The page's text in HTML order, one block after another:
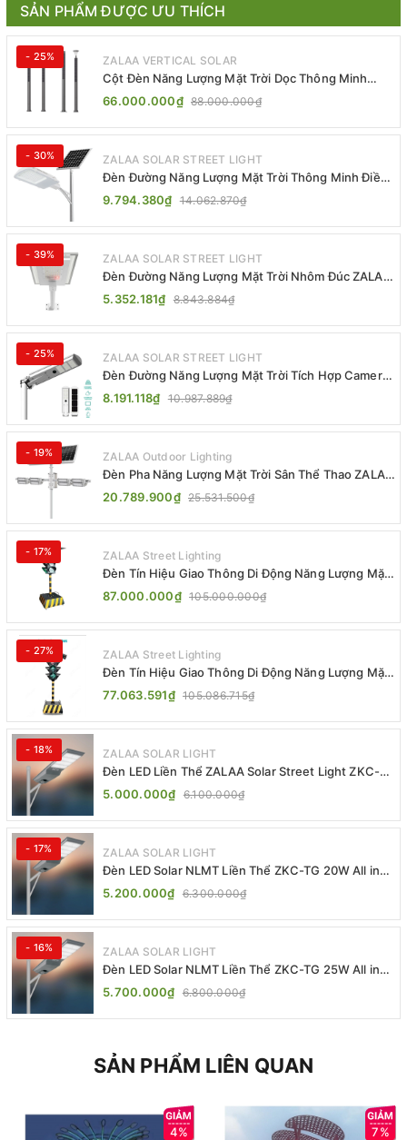
SẢN PHẨM ĐƯỢC ƯU THÍCH
- 25% ZALAA VERTICAL SOLAR
Cột Đèn Năng Lượng Mặt Trời Dọc Thông Minh
ZSR-YYDS-360 | ZALAA Jsc
66.000.000₫ 88.000.000₫
- 30% ZALAA SOLAR STREET LIGHT
Đèn Đường Năng Lượng Mặt Trời Thông Minh Điều
Khiển MPPT ZL-GMX01 ZALAA
9.794.380₫ 14.062.870₫
- 39% ZALAA SOLAR STREET LIGHT
Đèn Đường Năng Lượng Mặt Trời Nhôm Đúc ZALAA
ZL-BWH Cao Cấp IP65
5.352.181₫ 8.843.884₫
- 25% ZALAA SOLAR STREET LIGHT
Đèn Đường Năng Lượng Mặt Trời Tích Hợp Camera
ZALAA ZL-BJ04-CCTV (80W, IP65)
8.191.118₫ 10.987.889₫
- 19% ZALAA Outdoor Lighting
Đèn Pha Năng Lượng Mặt Trời Sân Thể Thao ZALAA
Jsc Chống Nước IP65 Cao Cấp
20.789.900₫ 25.531.500₫
- 17% ZALAA Street Lighting
Đèn Tín Hiệu Giao Thông Di Động Năng Lượng Mặt
Trời ZALAA ZL-300A-D
87.000.000₫ 105.000.000₫
- 27% ZALAA Street Lighting
Đèn Tín Hiệu Giao Thông Di Động Năng Lượng Mặt
Trời ZALAA ZL-409300C
77.063.591₫ 105.086.715₫
- 18% ZALAA SOLAR LIGHT
Đèn LED Liền Thể ZALAA Solar Street Light ZKC-
TG 20W 25W 30W All In One
5.000.000₫ 6.100.000₫
- 17% ZALAA SOLAR LIGHT
Đèn LED Solar NLMT Liền Thể ZKC-TG 20W All in
One | ZALAA Street Light
5.200.000₫ 6.300.000₫
- 16% ZALAA SOLAR LIGHT
Đèn LED Solar NLMT Liền Thể ZKC-TG 25W All in
One | ZALAA Street Light
5.700.000₫ 6.800.000₫
SẢN PHẨM LIÊN QUAN
4% 7%